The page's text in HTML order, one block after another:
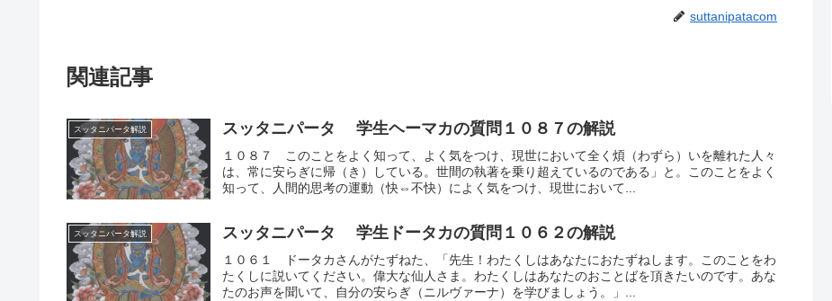
suttanipatacom
関連記事
スッタニパータ解説 スッタニパータ 学生ヘーマカの質問１０８７の解説
１０８７ このことをよく知って、よく気をつけ、現世において全く煩（わずら）いを離れた人々
は、常に安らぎに帰（き）している。世間の執著を乗り超えているのである」と。このことをよく
知って、人間的思考の運動（快⇔不快）によく気をつけ、現世において...
スッタニパータ解説 スッタニパータ 学生ドータカの質問１０６２の解説
１０６１ ドータカさんがたずねた、「先生！わたくしはあなたにおたずねします。このことをわ
たくしに説いてください。偉大な仙人さま。わたくしはあなたのおことばを頂きたいのです。あな
たのお声を聞いて、自分の安らぎ（ニルヴァーナ）を学びましょう。」...